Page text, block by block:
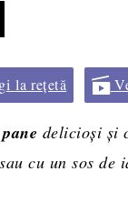
la rețetă
delicioși și
cu un sos de